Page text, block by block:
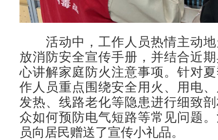
活动中，工作人员热情主动地
放消防安全宣传手册，并结合近
心讲解家庭防火注意事项。针对
作人员重点围绕安全用火、用电
发热、线路老化等隐患进行细致
众如何预防电气短路等常见问题
员向居民赠送了宣传小礼品。